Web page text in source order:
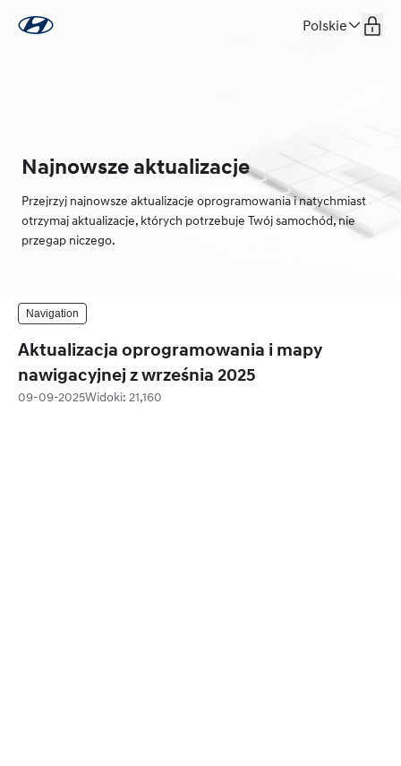
Polskie
Najnowsze aktualizacje
Przejrzyj najnowsze aktualizacje oprogramowania i natychmiast
otrzymaj aktualizacje, których potrzebuje Twój samochód, nie
przegap niczego.
Navigation
Aktualizacja oprogramowania i mapy
nawigacyjnej z września 2025
09-09-2025Widoki: 21,160